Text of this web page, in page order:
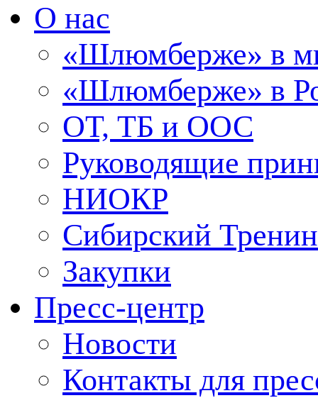
О нас
«Шлюмберже» в
«Шлюмберже» в
ОТ, ТБ и ООС
Руководящие
НИОКР
Сибирский
Закупки
Пресс-центр
Новости
Контакты для